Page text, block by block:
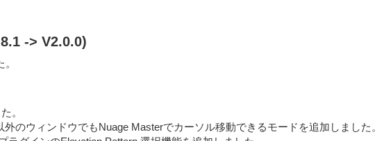
-> V2.0.0)
。
のウィンドウでもNuage Masterでカーソル移動できるモードを追加しました